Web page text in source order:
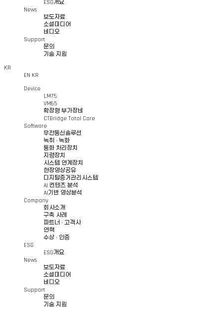
ESG개요
News
보도자료
소셜미디어
비디오
Support
문의
기술 지원
KR
EN KR
Device
LM75
VM65
확장형 부가장비
CTBridge Total Care
Software
무전통신솔루션
녹취 · 녹화
통화 처리장치
지령장치
시스템 연계장치
현장영상공유
디지털증거관리시스템
AI 컨텐츠 분석
AI기반 영상분석
Company
회사소개
구축 사례
파트너 · 고객사
연혁
수상 · 인증
ESG
ESG개요
News
보도자료
소셜미디어
비디오
Support
문의
기술 지원